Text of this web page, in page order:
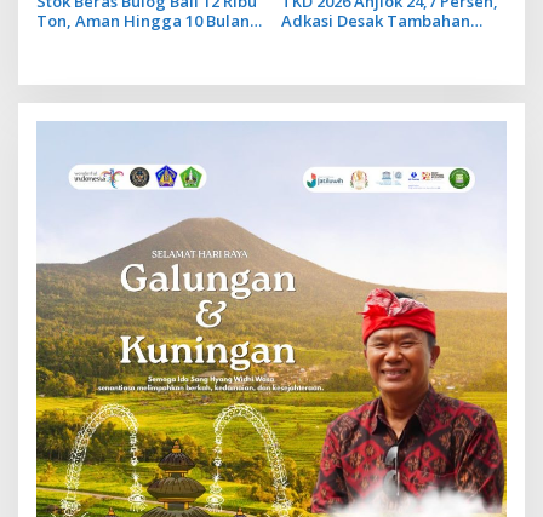
Ton, Aman Hingga 10 Bulan
Adkasi Desak Tambahan